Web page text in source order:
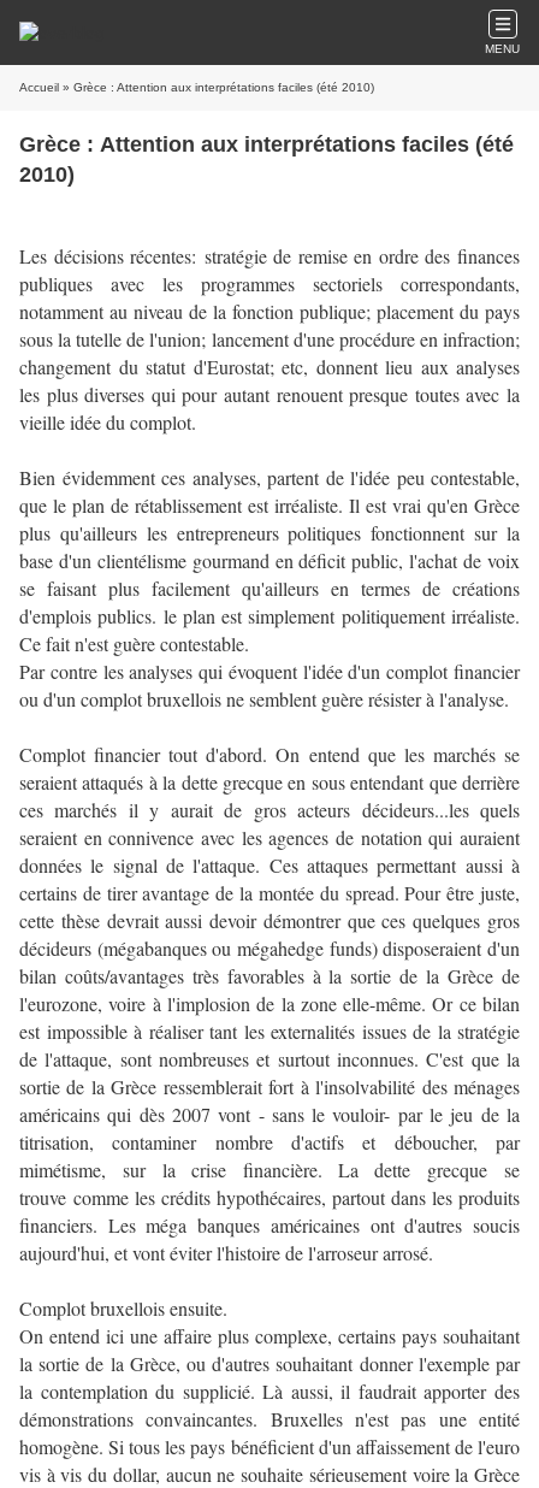
MENU
Accueil » Grèce : Attention aux interprétations faciles (été 2010)
Grèce : Attention aux interprétations faciles (été
2010)
Les décisions récentes: stratégie de remise en ordre des finances
publiques avec les programmes sectoriels correspondants,
notamment au niveau de la fonction publique; placement du pays
sous la tutelle de l'union; lancement d'une procédure en infraction;
changement du statut d'Eurostat; etc, donnent lieu aux analyses
les plus diverses qui pour autant renouent presque toutes avec la
vieille idée du complot.
Bien évidemment ces analyses, partent de l'idée peu contestable,
que le plan de rétablissement est irréaliste. Il est vrai qu'en Grèce
plus qu'ailleurs les entrepreneurs politiques fonctionnent sur la
base d'un clientélisme gourmand en déficit public, l'achat de voix
se faisant plus facilement qu'ailleurs en termes de créations
d'emplois publics. le plan est simplement politiquement irréaliste.
Ce fait n'est guère contestable.
Par contre les analyses qui évoquent l'idée d'un complot financier
ou d'un complot bruxellois ne semblent guère résister à l'analyse.
Complot financier tout d'abord. On entend que les marchés se
seraient attaqués à la dette grecque en sous entendant que derrière
ces marchés il y aurait de gros acteurs décideurs...les quels
seraient en connivence avec les agences de notation qui auraient
données le signal de l'attaque. Ces attaques permettant aussi à
certains de tirer avantage de la montée du spread. Pour être juste,
cette thèse devrait aussi devoir démontrer que ces quelques gros
décideurs (mégabanques ou mégahedge funds) disposeraient d'un
bilan coûts/avantages très favorables à la sortie de la Grèce de
l'eurozone, voire à l'implosion de la zone elle-même. Or ce bilan
est impossible à réaliser tant les externalités issues de la stratégie
de l'attaque, sont nombreuses et surtout inconnues. C'est que la
sortie de la Grèce ressemblerait fort à l'insolvabilité des ménages
américains qui dès 2007 vont - sans le vouloir- par le jeu de la
titrisation, contaminer nombre d'actifs et déboucher, par
mimétisme, sur la crise financière. La dette grecque se
trouve comme les crédits hypothécaires, partout dans les produits
financiers. Les méga banques américaines ont d'autres soucis
aujourd'hui, et vont éviter l'histoire de l'arroseur arrosé.
Complot bruxellois ensuite.
On entend ici une affaire plus complexe, certains pays souhaitant
la sortie de la Grèce, ou d'autres souhaitant donner l'exemple par
la contemplation du supplicié. Là aussi, il faudrait apporter des
démonstrations convaincantes. Bruxelles n'est pas une entité
homogène. Si tous les pays bénéficient d'un affaissement de l'euro
vis à vis du dollar, aucun ne souhaite sérieusement voire la Grèce